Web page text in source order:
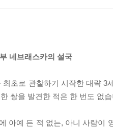
네브래스카의 설국
최초로 관찰하기 시작한 대략
쌍을 발견한 적은 한 번도 없
아예 든 적 없는, 아니 사람이